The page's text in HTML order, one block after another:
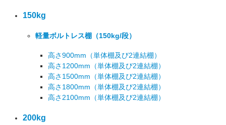
150kg
軽量ボルトレス棚 （150kg/段）
高さ900mm （単体棚及び2連結棚）
高さ1200mm （単体棚及び2連結棚）
高さ1500mm （単体棚及び2連結棚）
高さ1800mm （単体棚及び2連結棚）
高さ2100mm （単体棚及び2連結棚）
200kg